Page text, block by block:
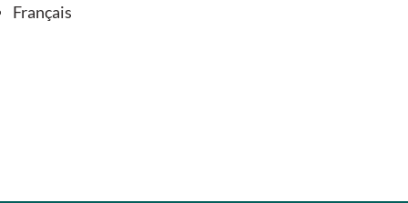
Français